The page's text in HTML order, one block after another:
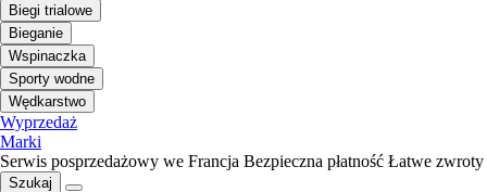
Biegi trialowe
Bieganie
Wspinaczka
Sporty wodne
Wędkarstwo
Wyprzedaż
Marki
Serwis posprzedażowy we Francja Bezpieczna płatność Łatwe zwroty
Szukaj